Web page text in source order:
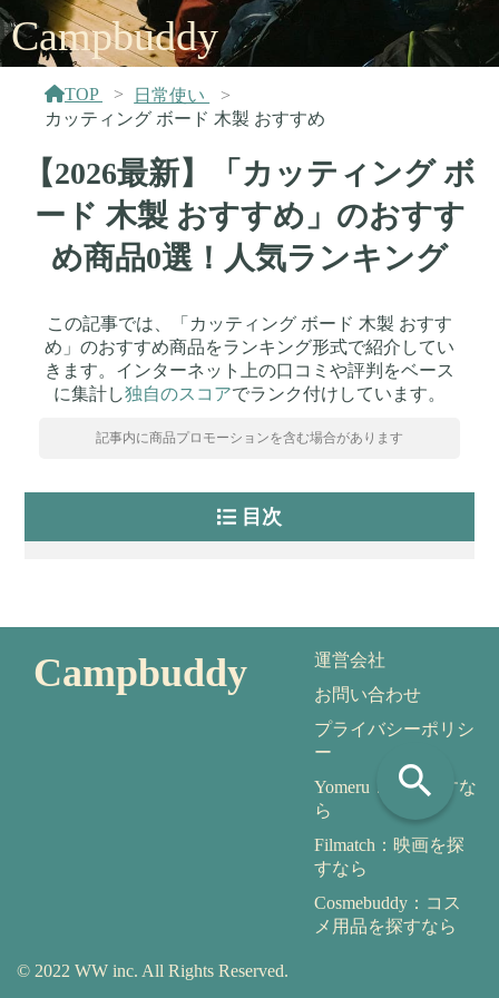
Campbuddy
TOP
日常使い
カッティング ボード 木製 おすすめ
【2026最新】「カッティング ボ
ード 木製 おすすめ」のおすす
め商品0選！人気ランキング
この記事では、「カッティング ボード 木製 おすす
め」のおすすめ商品をランキング形式で紹介してい
きます。インターネット上の口コミや評判をベース
に集計し独自のスコアでランク付けしています。
記事内に商品プロモーションを含む場合があります
目次
search
Campbuddy
運営会社
お問い合わせ
プライバシーポリシ
ー
Yomeru：本を探すな
ら
Filmatch：映画を探
すなら
Cosmebuddy：コス
メ用品を探すなら
© 2022 WW inc. All Rights Reserved.